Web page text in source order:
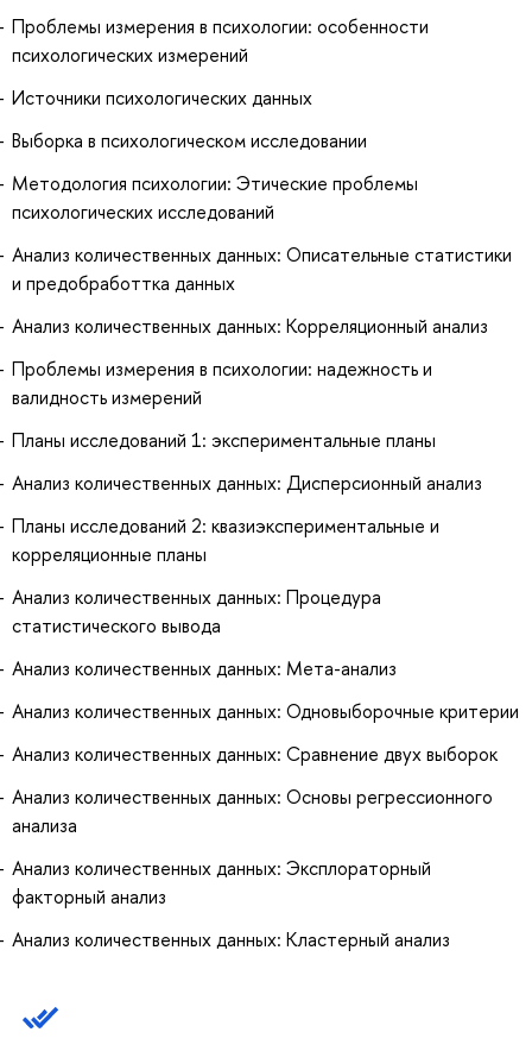
Проблемы измерения в психологии: особенности
психологических измерений
Источники психологических данных
Выборка в психологическом исследовании
Методология психологии: Этические проблемы
психологических исследований
Анализ количественных данных: Описательные статистики
и предобработтка данных
Анализ количественных данных: Корреляционный анализ
Проблемы измерения в психологии: надежность и
валидность измерений
Планы исследований 1: экспериментальные планы
Анализ количественных данных: Дисперсионный анализ
Планы исследований 2: квазиэкспериментальные и
корреляционные планы
Анализ количественных данных: Процедура
статистического вывода
Анализ количественных данных: Мета-анализ
Анализ количественных данных: Одновыборочные критерии
Анализ количественных данных: Сравнение двух выборок
Анализ количественных данных: Основы регрессионного
анализа
Анализ количественных данных: Эксплораторный
факторный анализ
Анализ количественных данных: Кластерный анализ